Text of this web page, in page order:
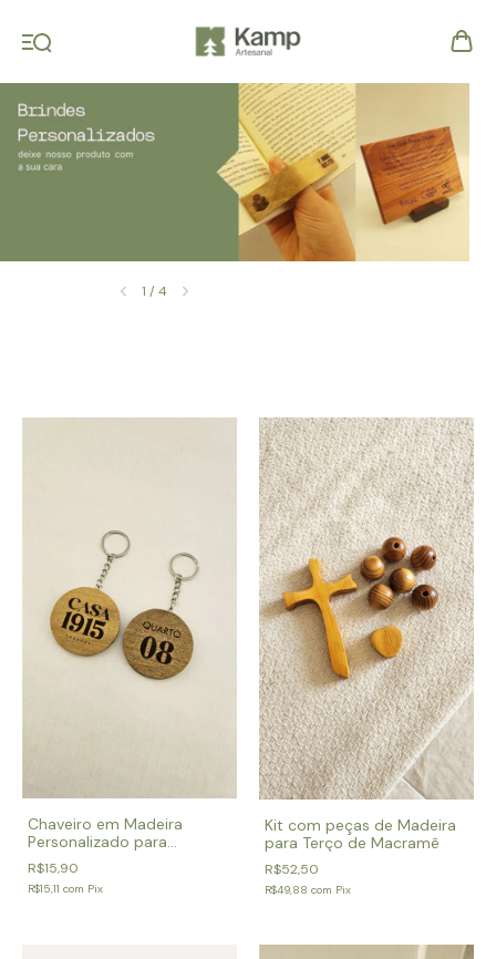
1 /4
Chaveiro em Madeira
Personalizado para
Pousadas e Chalés
R$15,90
R$15,11 com Pix
Kit com peças de Madeira
para Terço de Macramê
R$52,50
R$49,88 com Pix